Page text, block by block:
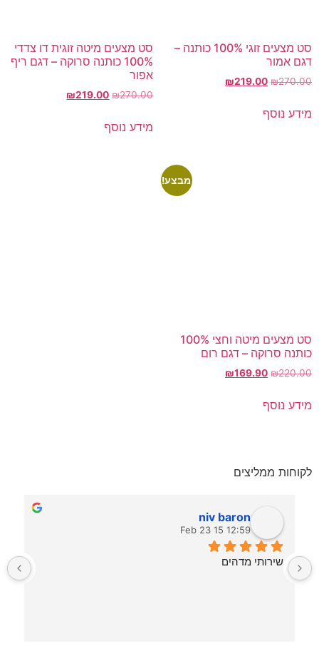
סט מצעים זוגי 100% כותנה –
דגם אמור
₪270.00
₪219.00
מידע נוסף
סט מצעים מיטה זוגית דו צדדי
100% כותנה סרוקה – דגם ריף
אפור
₪270.00
₪219.00
מידע נוסף
מבצע!
סט מצעים מיטה וחצי 100%
כותנה סרוקה – דגם רום
₪220.00
₪169.90
מידע נוסף
לקוחות ממליצים
niv baron
12:59 15 Feb 23
שירותי מדהים